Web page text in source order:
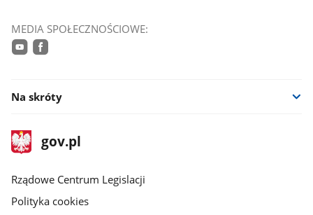
MEDIA SPOŁECZNOŚCIOWE:
Na skróty
stopka
gov.plStrona
gov.pl
Rządowe Centrum Legislacji
Polityka cookies